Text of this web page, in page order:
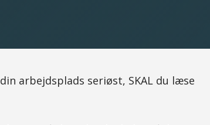
arbejdsplads seriøst, SKAL du læse